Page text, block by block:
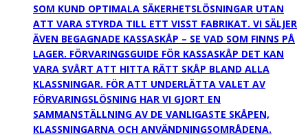
SOM KUND OPTIMALA SÄKERHETSLÖSNINGAR UTAN
ATT VARA STYRDA TILL ETT VISST FABRIKAT. VI SÄLJER
ÄVEN BEGAGNADE KASSASKÅP – SE VAD SOM FINNS PÅ
LAGER. FÖRVARINGSGUIDE FÖR KASSASKÅP DET KAN
VARA SVÅRT ATT HITTA RÄTT SKÅP BLAND ALLA
KLASSNINGAR. FÖR ATT UNDERLÄTTA VALET AV
FÖRVARINGSLÖSNING HAR VI GJORT EN
SAMMANSTÄLLNING AV DE VANLIGASTE SKÅPEN,
KLASSNINGARNA OCH ANVÄNDNINGSOMRÅDENA.